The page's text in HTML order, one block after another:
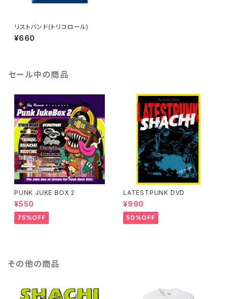
リストバンド(トリコロール)
¥660
セール中の商品
PUNK JUKE BOX 2
¥550
75%OFF
LATESTPUNK DVD
¥990
50%OFF
その他の商品